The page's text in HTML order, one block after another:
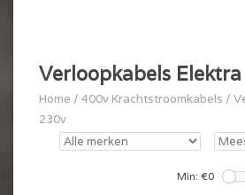
Verloopkabels Elektra
Home / 400v Krachtstroomkabels /
230v
Min: €0